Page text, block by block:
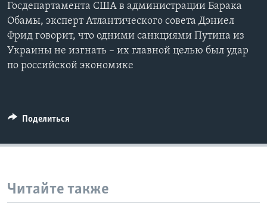
Языки
Госдепартамента США в администрации Барака
Обамы, эксперт Атлантического совета Дэниел
Фрид говорит, что одними санкциями Путина из
Украины не изгнать – их главной целью был удар
по российской экономике
Поделиться
Читайте также